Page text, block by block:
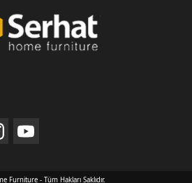
Furniture - Tüm Hakları Saklıdır.